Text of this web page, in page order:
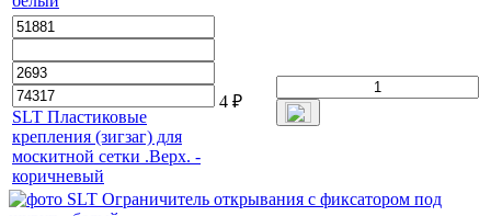
SLT Пластиковые
крепления (зигзаг) для
москитной сетки .Верх. -
коричневый
4 ₽